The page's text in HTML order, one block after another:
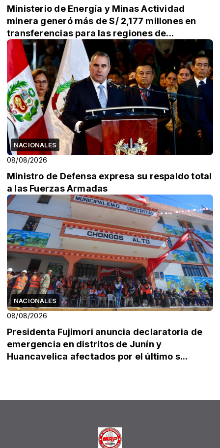
Ministerio de Energía y Minas Actividad
minera generó más de S/ 2,177 millones en
transferencias para las regiones de...
NACIONALES
08/08/2026
Ministro de Defensa expresa su respaldo total
a las Fuerzas Armadas
NACIONALES
08/08/2026
Presidenta Fujimori anuncia declaratoria de
emergencia en distritos de Junín y
Huancavelica afectados por el último s...